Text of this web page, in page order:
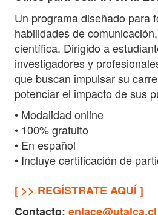
Un programa diseñado para
habilidades de
científica. Dirigido a
investigadores y
que buscan impulsar su
potenciar el impacto de sus
• Modalidad online
• 100% gratuito
• En español
• Incluye certificación de
[ >> REGÍSTRATE AQUÍ ]
Contacto: enlace@utalca.cl